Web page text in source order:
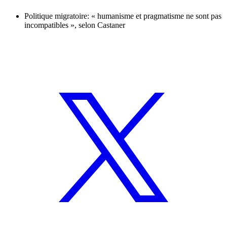
Politique migratoire: « humanisme et pragmatisme ne sont pas
incompatibles », selon Castaner